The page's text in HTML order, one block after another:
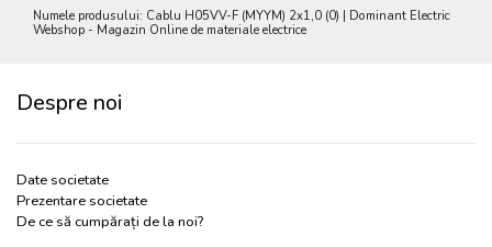
Numele produsului: Cablu H05VV-F (MYYM) 2x1,0 (0) | Dominant Electric
Webshop - Magazin Online de materiale electrice
Despre noi
Date societate
Prezentare societate
De ce să cumpărați de la noi?